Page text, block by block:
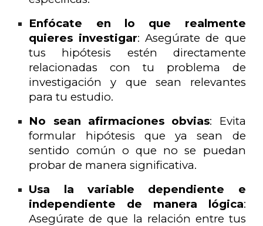
Enfócate en lo que realmente
quieres investigar: Asegúrate de que
tus hipótesis estén directamente
relacionadas con tu problema de
investigación y que sean relevantes
para tu estudio.
No sean afirmaciones obvias: Evita
formular hipótesis que ya sean de
sentido común o que no se puedan
probar de manera significativa.
Usa la variable dependiente e
independiente de manera lógica:
Asegúrate de que la relación entre tus